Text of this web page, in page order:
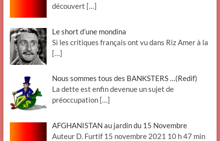
découvert […]
Le short d’une mondina
Si les critiques français ont vu dans Riz Amer à la
[…]
Nous sommes tous des BANKSTERS …(Redif)
La dette est enfin devenue un sujet de
préoccupation […]
AFGHANISTAN au jardin du 15 Novembre
Auteur D. Furtif 15 novembre 2021 10 h 47 min